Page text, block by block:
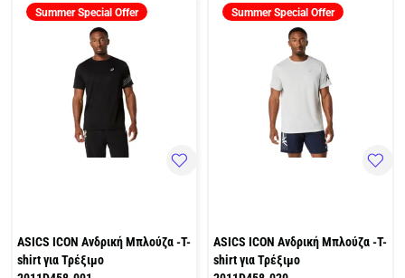
Summer Special Offer
ASICS ICON Ανδρική Μπλούζα -T-
shirt για Τρέξιμο
Summer Special Offer
ASICS ICON Ανδρική Μπλούζα -T-
shirt για Τρέξιμο